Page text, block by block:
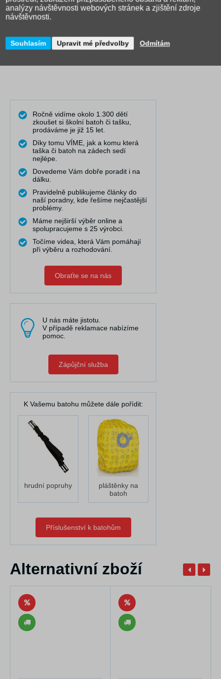
Ročně vidíme okolo 1.300 dětí
zkoušet si školní batoh či tašku,
prodáváme je již 15 let.
Díky tomu VÍME, jak a komu která
taška či batoh na zádech sedí
nejlépe.
Dovedeme Vám dobře poradit i na
dálku.
Pravidelně publikujeme články do
naší poradny, kde řešíme nejčastější
problémy.
Máme nejširší výběr online a
spolupracujeme s 25 výrobci.
Točíme videa, která Vám pomáhají
při výběru a rozhodování.
Obraťte se na nás
U nás máte jistotu.
V případě reklamace nabízíme
pomoc.
Zápůjční služba
K Vašemu batohu můžete dále pořídit:
hrudní popruhy
pláštěnky na
batoh
Příslušenství k batohům
Alternativní zboží
analýzy návštěvnosti webových stránek a zjištění zdroje
návštěvnosti.
Souhlasím Upravit mé předvolby Odmítám